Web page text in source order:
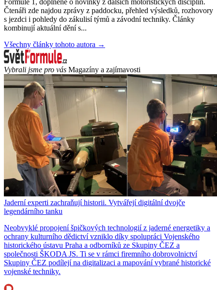
Čtenáři zde najdou zprávy z paddocku, přehled výsledků, rozhovory
s jezdci i pohledy do zákulisí týmů a závodní techniky. Články
kombinují aktuální dění s...
Všechny články tohoto autora →
Vybrali jsme pro vás Magazíny a zajímavosti
Jaderní experti zachraňují historii. Vytvářejí digitální dvojče
legendárního tanku
Neobvyklé propojení špičkových technologií z jaderné energetiky a
ochrany kulturního dědictví vzniklo díky spolupráci Vojenského
historického ústavu Praha a odborníků ze Skupiny ČEZ a
společnosti ŠKODA JS. Ti se v rámci firemního dobrovolnictví
Skupiny ČEZ podílejí na digitalizaci a mapování vybrané historické
vojenské techniky.